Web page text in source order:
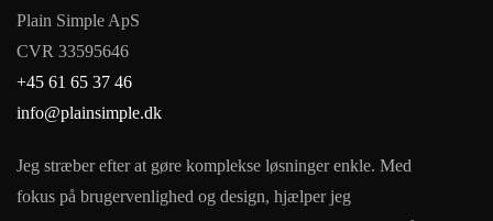
Plain Simple ApS
CVR 33595646
+45 61 65 37 46
info@plainsimple.dk
Jeg stræber efter at gøre komplekse løsninger enkle. Med
fokus på brugervenlighed og design, hjælper jeg